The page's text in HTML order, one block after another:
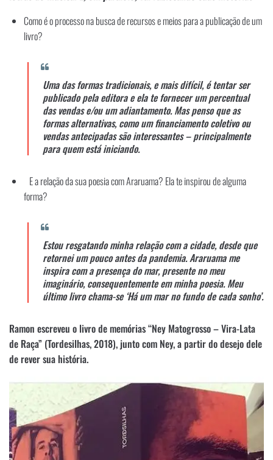
Como é o processo na busca de recursos e meios para a publicação de um
livro?
Uma das formas tradicionais, e mais difícil, é tentar ser
publicado pela editora e ela te fornecer um percentual
das vendas e/ou um adiantamento. Mas penso que as
formas alternativas, como um financiamento coletivo ou
vendas antecipadas são interessantes – principalmente
para quem está iniciando.
E a relação da sua poesia com Araruama? Ela te inspirou de alguma
forma?
Estou resgatando minha relação com a cidade, desde que
retornei um pouco antes da pandemia. Araruama me
inspira com a presença do mar, presente no meu
imaginário, consequentemente em minha poesia. Meu
último livro chama-se ‘Há um mar no fundo de cada sonho’.
Ramon escreveu o livro de memórias “Ney Matogrosso – Vira-Lata
de Raça” (Tordesilhas, 2018), junto com Ney, a partir do desejo dele
de rever sua história.